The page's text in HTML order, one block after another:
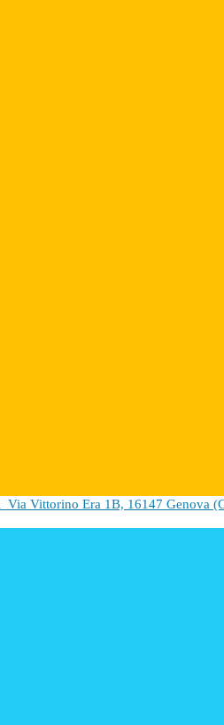
Via Vittorino Era 1B, 16147 Genova